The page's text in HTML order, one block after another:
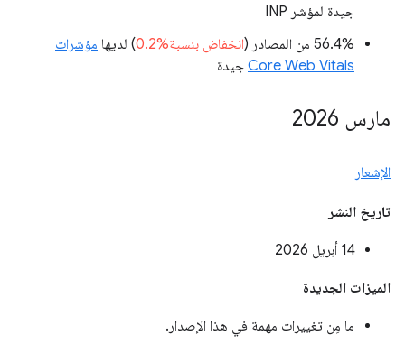
جيدة لمؤشر INP
‫56.4% من المصادر (
انخفاض بنسبة%0.2 ) لديها مؤشرات
Core Web Vitals جيدة
مارس 2026
الإشعار
تاريخ النشر
‫14 أبريل 2026
الميزات الجديدة
ما مِن تغييرات مهمة في هذا الإصدار.